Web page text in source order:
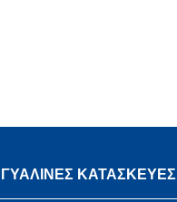
ΓΥΑΛΙΝΕΣ ΚΑΤΑΣΚΕΥΕΣ